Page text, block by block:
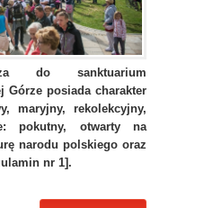
do sanktuarium
Górze posiada charakter
maryjny, rekolekcyjny,
pokutny, otwarty na
narodu polskiego oraz
nr 1].